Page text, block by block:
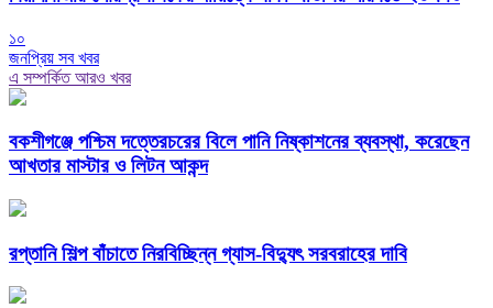
১০
জনপ্রিয় সব খবর
এ সম্পর্কিত আরও খবর
বকশীগঞ্জে পশ্চিম দত্তেরচরের বিলে পানি নিষ্কাশনের ব্যবস্থা, করেছেন
আখতার মাস্টার ও লিটন আকন্দ
রপ্তানি শিল্প বাঁচাতে নিরবিচ্ছিন্ন গ্যাস-বিদ্যুৎ সরবরাহের দাবি